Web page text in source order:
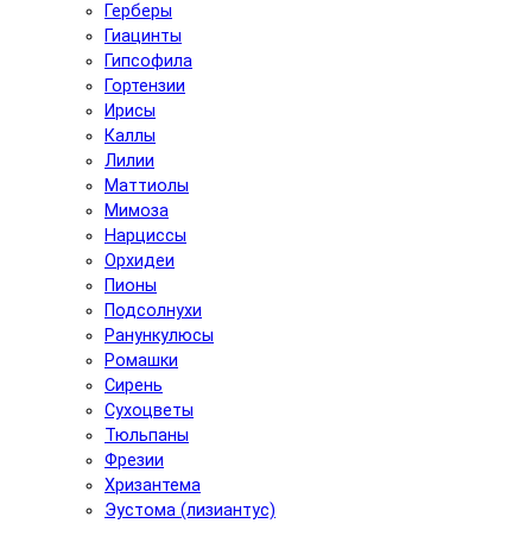
Герберы
Гиацинты
Гипсофила
Гортензии
Ирисы
Каллы
Лилии
Маттиолы
Мимоза
Нарциссы
Орхидеи
Пионы
Подсолнухи
Ранункулюсы
Ромашки
Сирень
Сухоцветы
Тюльпаны
Фрезии
Хризантема
Эустома (лизиантус)